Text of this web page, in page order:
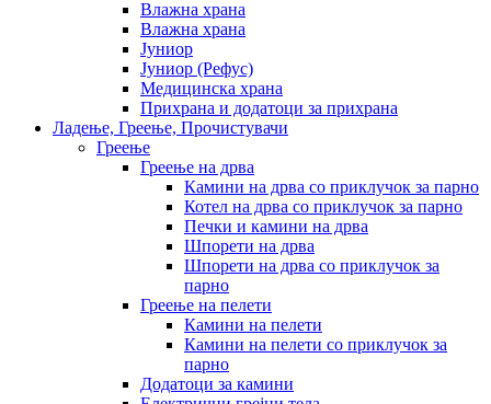
Влажна храна
Влажна храна
Јуниор
Јуниор (Рефус)
Медицинска храна
Прихрана и додатоци за прихрана
Ладење, Греење, Прочистувачи
Греење
Греење на дрва
Камини на дрва со приклучок за парно
Котел на дрва со приклучок за парно
Печки и камини на дрва
Шпорети на дрва
Шпорети на дрва со приклучок за
парно
Греење на пелети
Камини на пелети
Камини на пелети со приклучок за
парно
Додатоци за камини